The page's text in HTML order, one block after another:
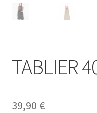
TABLIER
39,90 €